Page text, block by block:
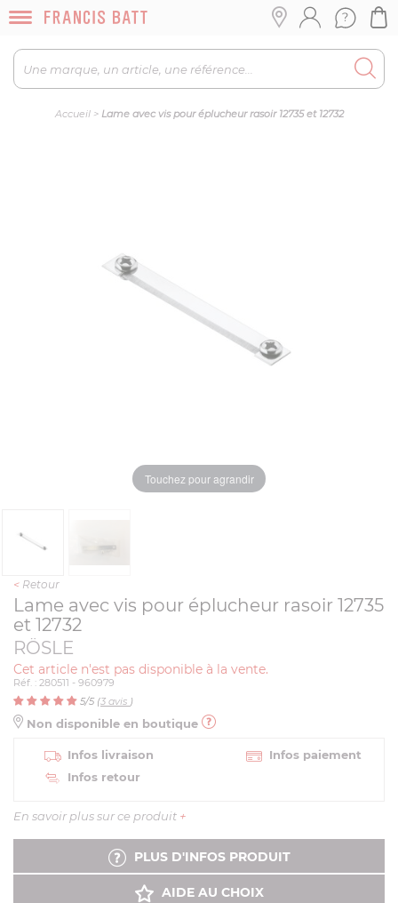
Accueil> Lame avec vis pour éplucheur rasoir 12735 et 12732
Touchez pour agrandir
< Retour
Lame avec vis pour éplucheur rasoir 12735
et 12732
RÖSLE
Cet article n'est pas disponible à la vente.
Réf. : 280511 - 960979
5/5 (3 avis )
Non disponible en boutique
Infos livraison
Infos paiement
Infos retour
En savoir plus sur ce produit +
PLUS D'INFOS PRODUIT
AIDE AU CHOIX